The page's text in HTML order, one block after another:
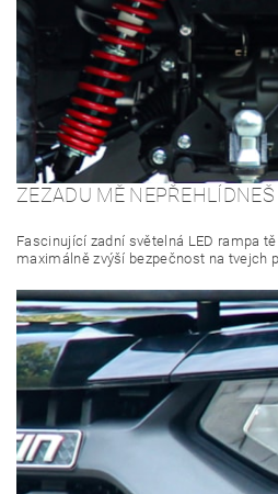
ZEZADU MĚ NEPŘEHLÍDNEŠ
Fascinující zadní světelná LED rampa
maximálně zvýší bezpečnost na tvejch